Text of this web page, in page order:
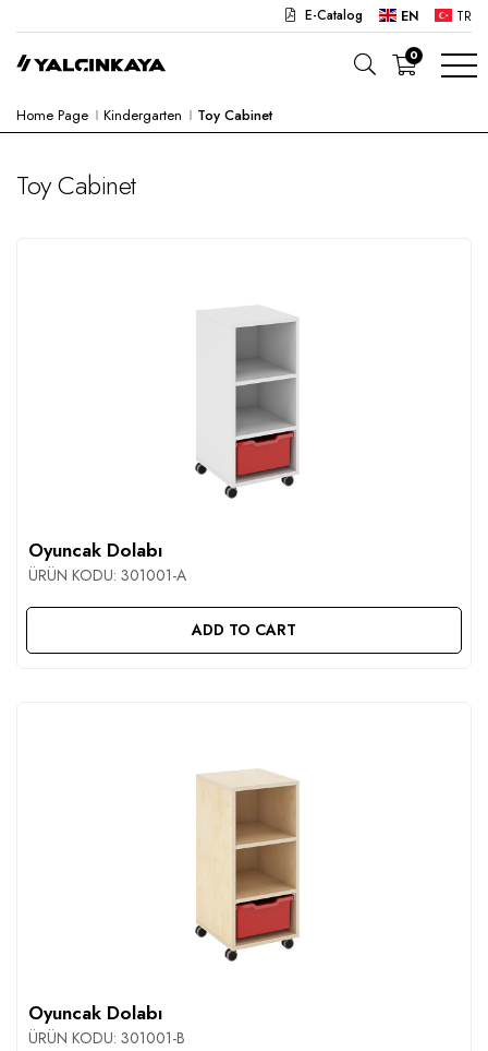
E-Catalog EN TR
SCHOOL
OFFICE
0
Home Page Kindergarten Toy Cabinet
Toy Cabinet
Oyuncak Dolabı
ÜRÜN KODU: 301001-A
ADD TO CART
Oyuncak Dolabı
ÜRÜN KODU: 301001-B